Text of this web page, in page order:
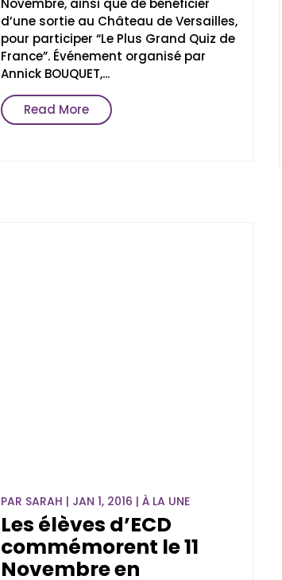
Novembre, ainsi que de bénéficier
d’une sortie au Château de Versailles,
pour participer “Le Plus Grand Quiz de
France”. Événement organisé par
Annick BOUQUET,...
Read More
PAR SARAH | JAN 1, 2016 |À LA UNE
Les élèves d’ECD
commémorent le 11
Novembre en